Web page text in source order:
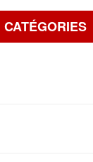
CATÉGORIES